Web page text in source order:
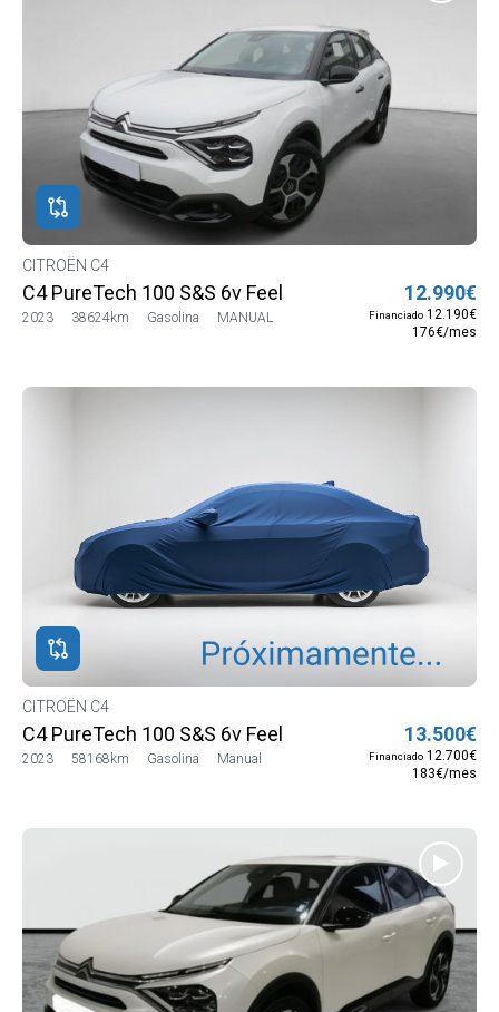
CITROËN C4
C4 PureTech 100 S&S 6v Feel
2023 38624km Gasolina MANUAL
12.990€
Financiado 12.190€
176€/mes
CITROËN C4
C4 PureTech 100 S&S 6v Feel
2023 58168km Gasolina Manual
13.500€
Financiado 12.700€
183€/mes